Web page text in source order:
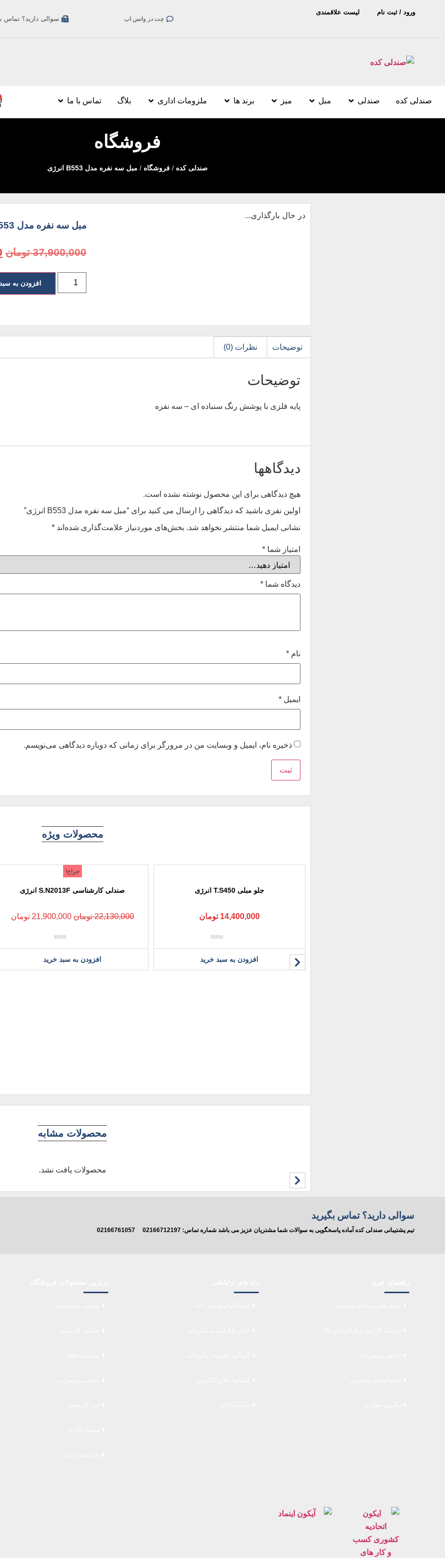
ورود / ثبت نام لیست علاقمندی
چت در واتس اپ سوالی دارید؟ تماس
صندلی کده صندلی مبل میز برند ها ملزومات اداری بلاگ تماس با ما
فروشگاه
صندلی کده /فروشگاه / مبل سه نفره مدل B553 انرژی
در حال بارگذاری...
مبل سه نفره مدل B553 انرژی
37,900,000 تومان
افزودن به
توضیحات نظرات (0)
توضیحات
پایه فلزی با پوشش رنگ سنباده ای – سه نفره
دیدگاهها
هیچ دیدگاهی برای این محصول نوشته نشده است.
اولین نفری باشید که دیدگاهی را ارسال می کنید برای “مبل سه نفره مدل B553 انرژی”
نشانی ایمیل شما منتشر نخواهد شد. بخش‌های موردنیاز علامت‌گذاری شده‌اند*
امتیاز شما*
دیدگاه شما*
نام*
ایمیل*
ذخیره نام، ایمیل و وبسایت من در مرورگر برای زمانی که دوباره دیدگاهی می‌نویسم.
محصولات ویژه
جلو مبلی T.S450 انرژی
14,400,000 تومان
افزودن به سبد خرید
از
حراج!
صندلی کارشناسی S.N2013F انرژی
22,130,000 تومان 21,900,000 تومان
افزودن به سبد خرید
از
محصولات مشابه
محصولات یافت نشد.
سوالی دارید؟ تماس بگیرید
تیم پشتیبانی صندلی کده آماده پاسخگویی به سوالات شما مشتریان عزیز می باشد شماره تماس: 02166712197
02166761057